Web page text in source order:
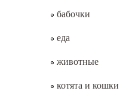
бабочки
еда
животные
котята и кошки